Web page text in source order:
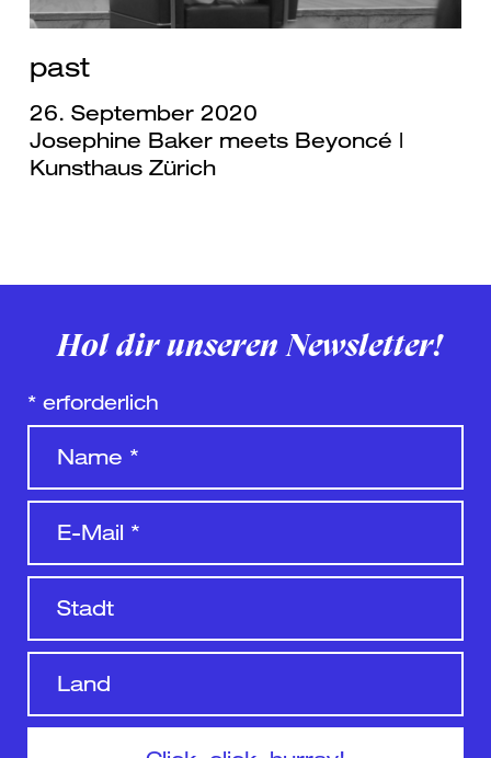
past
26. September 2020
Josephine Baker meets Beyoncé |
Kunsthaus Zürich
Hol dir unseren Newsletter!
* erforderlich